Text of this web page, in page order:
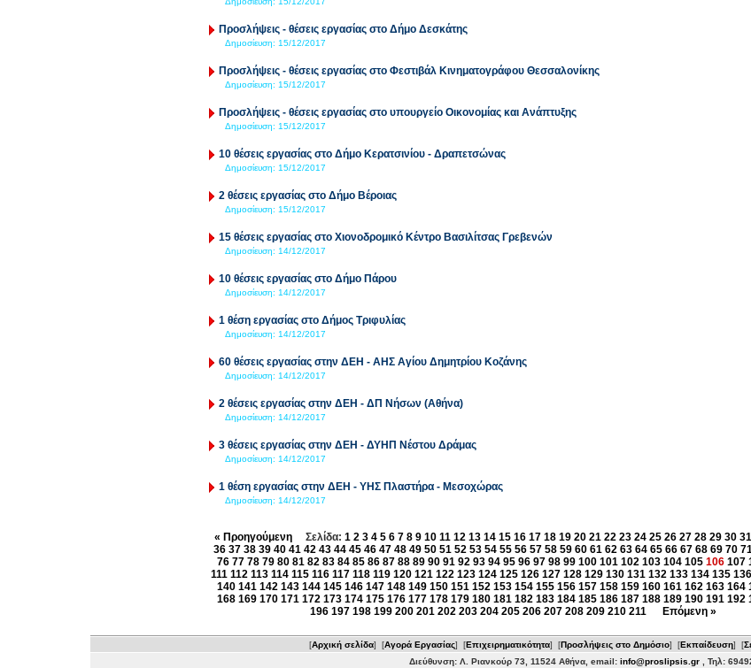
Προσλήψεις - θέσεις εργασίας στο Δήμο Δεσκάτης
Δημοσίευση: 15/12/2017
Προσλήψεις - θέσεις εργασίας στο Φεστιβάλ Κινηματογράφου Θεσσαλονίκης
Δημοσίευση: 15/12/2017
Προσλήψεις - θέσεις εργασίας στο υπουργείο Οικονομίας και Ανάπτυξης
Δημοσίευση: 15/12/2017
10 θέσεις εργασίας στο Δήμο Κερατσινίου - Δραπετσώνας
Δημοσίευση: 15/12/2017
2 θέσεις εργασίας στο Δήμο Βέροιας
Δημοσίευση: 15/12/2017
15 θέσεις εργασίας στο Χιονοδρομικό Κέντρο Βασιλίτσας Γρεβενών
Δημοσίευση: 14/12/2017
10 θέσεις εργασίας στο Δήμο Πάρου
Δημοσίευση: 14/12/2017
1 θέση εργασίας στο Δήμος Τριφυλίας
Δημοσίευση: 14/12/2017
60 θέσεις εργασίας στην ΔΕΗ - ΑΗΣ Αγίου Δημητρίου Κοζάνης
Δημοσίευση: 14/12/2017
2 θέσεις εργασίας στην ΔΕΗ - ΔΠ Νήσων (Αθήνα)
Δημοσίευση: 14/12/2017
3 θέσεις εργασίας στην ΔΕΗ - ΔΥΗΠ Νέστου Δράμας
Δημοσίευση: 14/12/2017
1 θέση εργασίας στην ΔΕΗ - ΥΗΣ Πλαστήρα - Μεσοχώρας
Δημοσίευση: 14/12/2017
« ΠροηγούμενηΣελίδα: 1 2 3 4 5 6 7 8 9 10 11 12 13 14 15 16 17 18 19 20 21 22 23 24 25 26 27 28 29 30 31
36 37 38 39 40 41 42 43 44 45 46 47 48 49 50 51 52 53 54 55 56 57 58 59 60 61 62 63 64 65 66 67 68 69 70
76 77 78 79 80 81 82 83 84 85 86 87 88 89 90 91 92 93 94 95 96 97 98 99 100 101 102 103 104 105 106 107
111 112 113 114 115 116 117 118 119 120 121 122 123 124 125 126 127 128 129 130 131 132 133 134 135 136
140 141 142 143 144 145 146 147 148 149 150 151 152 153 154 155 156 157 158 159 160 161 162 163 164
168 169 170 171 172 173 174 175 176 177 178 179 180 181 182 183 184 185 186 187 188 189 190 191 192
196 197 198 199 200 201 202 203 204 205 206 207 208 209 210 211 Επόμενη »
[Αρχική σελίδα] [Αγορά Εργασίας] [Επιχειρηματικότητα] [Προσλήψεις στο Δημόσιο] [Εκπαίδευση] [
Διεύθυνση: Λ. Ριανκούρ 73, 11524 Αθήνα, email: info@proslipsis.gr , Τηλ: